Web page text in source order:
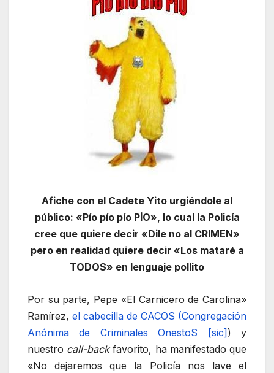
Afiche con el Cadete Yito urgiéndole al
público: «Pío pío pío PÍO», lo cual la Policía
cree que quiere decir «Dile no al CRIMEN»
pero en realidad quiere decir «Los mataré a
TODOS» en lenguaje pollito
Por su parte, Pepe «El Carnicero de Carolina»
Ramírez, el cabecilla de CACOS (Congregación
Anónima de Criminales OnestoS [sic]) y
nuestro call-backfavorito, ha manifestado que
«No dejaremos que la Policía nos lave el